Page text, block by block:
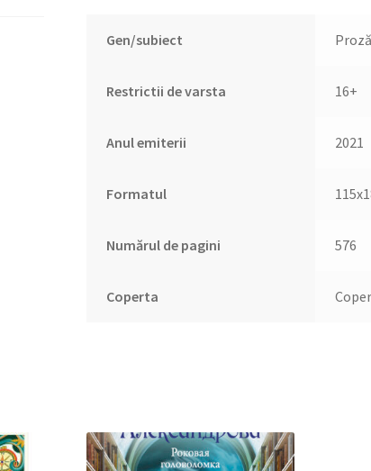
Gen/subiect
Restrictii de varsta 16+
Anul emiterii 2021
Formatul
Numărul de pagini 576
Coperta